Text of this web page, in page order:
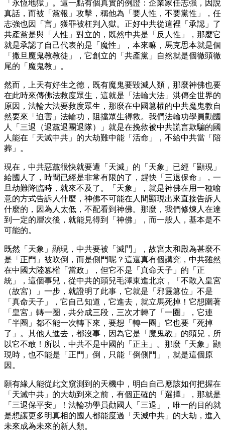
「永恆地獄」。這一點有個真實的例證：企業家任志強，因說
真話，而被「黨報」攻擊，稱他為「要人性，不要黨性」，任
志強也因「言」獲罪被枉判入獄。正好中共從這裡「承認」了
共產黨是與「人性」對立的，既然中共是「反人性」，那麼它
就是承認了自己代表的是「魔性」，本來嘛，馬克思本就是個
「撒旦魔鬼教教徒」，它創立的「共產黨」自然就是個徹頭徹
尾的「魔鬼教」。
然而，上天有好生之德，既有魔鬼要毀滅人類，那麼神佛也要
在此時來傳佛法救度眾生，這就是「法輪大法」洪傳全世界的
原因，法輪大法要救度眾生，那麼在中國篡權的中共魔鬼教自
然要來「迫害」法輪功，阻擋眾生得救。我們法輪功學員勸國
人「三退（退黨退團退隊）」就是在挽救被中共謊言欺騙的國
人能在「天滅中共」的大劫難中能「活命」，不給中共當「陪
葬」。
現在，中共惡黨很快就要遭「天滅」的「天象」已經「顯現」
給國人了，時間已經是非常有限的了，趕快「三退保命」，一
旦劫難降臨時，就來不及了。「天象」，就是神佛在用一種喻
意的方式告訴人什麼，神佛不可能在人間顯現出來直接告訴人
什麼的，因為人太低，不配看到神佛。那麼，我們修煉人在達
到一定的層次後，就能見得到「神佛」，而一般人，基本是不
可能的。
既然「天象」顯現，中共要被「滅門」，故宮太和殿為甚麼不
是「正門」被吹倒，而是側門呢？這還真有個講究，中共雖然
在中國大陸篡權「當政」，但它不是「真命天子」的「正
統」，這個事兒，從中共的頭兒毛澤東進北京，「不敢入皇宮
（故宮）」一步，就證明了此事，它就是「邪靈篡位」不是
「真命天子」，它自己知道，它進去，就立馬死掉！它想圍著
「皇宮」轉一圈，共分成三段，三次才轉了「一圈」，它連
「半圈」都不能一次轉下來，要想「轉一圈」它也要「死掉
了」。其他人進去，都沒事，因為它是「魔鬼教」的頭兒，所
以它不敢！所以，中共不是中國的「正主」。那麼「天象」顯
現時，也不能是「正門」倒，只能「倒側門」，就是這個原
因。
願有緣人能從此文窺測到的天機中，明白自己應該如何把握在
「天滅中共」的大劫到來之前，有個正確的「選擇」，那就是
「三退保平安」！法輪功學員勸國人「三退」，唯一的目的就
是想讓更多明真相的國人都能度過「天滅中共」的大劫，進入
未來成為未來的新人類。